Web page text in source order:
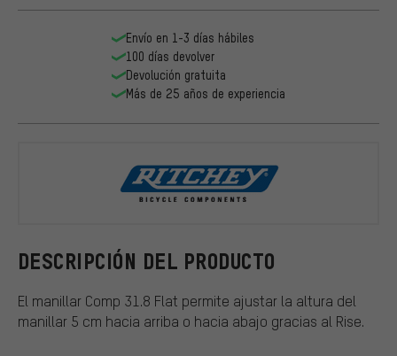
DESCRIPCIÓN DEL PRODUCTO
El manillar Comp 31.8 Flat permite ajustar la altura del
manillar 5 cm hacia arriba o hacia abajo gracias al Rise.
Envío en 1-3 días hábiles
100 días devolver
Devolución gratuita
Más de 25 años de experiencia